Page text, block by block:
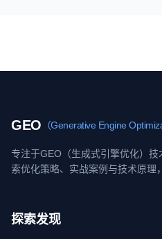
GEO （Generative Engine
专注于GEO（生成式引擎优化）
索优化策略、实战案例与技术原理
探索发现